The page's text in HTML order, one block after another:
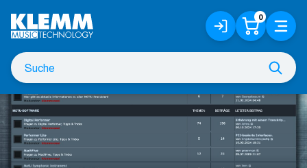
Hauptinhalt
Suche
nach
Anmelden
/
Registrieren
0 Menü